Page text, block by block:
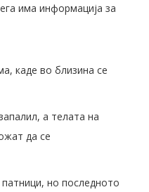
има информација за
каде во близина се
а телата на
да се
но последното